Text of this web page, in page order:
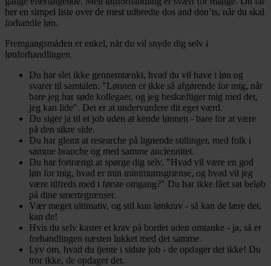
her en simpel liste over de mest udbredte dos and don’ts, når du skal
forhandle løn.
Fremgangsmåden er enkel, når du vil snyde dig selv i
lønforhandlingen
Du har slet ikke gennemtænkt, hvad du vil have i løn og
svarer til samtalen: "Lønnen er ikke så afgørende for mig, når
bare jeg har søde kollegaer, og jeg beskæftiger mig med det,
jeg kan lide". Det er at undervurdere dit eget værd.
Du siger ja til et job uden at kende lønnen - bare for at være
på den sikre side.
Du har glemt at researche på lignende stillinger, med folk i
samme branche og med samme anciennitet.
Du har fortrængt at spørge dig selv, "Hvad vil være en god
løn for mig, hvad er min minimumsgrænse, og hvad vil jeg
være tilfreds med i første omgang?" Du har ikke fået sat beløb
på dine smertegrænser.
Vær meget ultimativ, og stil kun lønkrav - så kan de lære det,
kan de!
Hvis du selv kaster et krav på bordet uden omtanke - ja, så er
forhandlingen næsten lukket med det samme.
Lyv om, hvad du tjente i sidste job - de opdager det ikke! Du
tror ikke, de opdager det.